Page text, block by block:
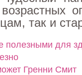
так и
полезными для
Гренни Смит